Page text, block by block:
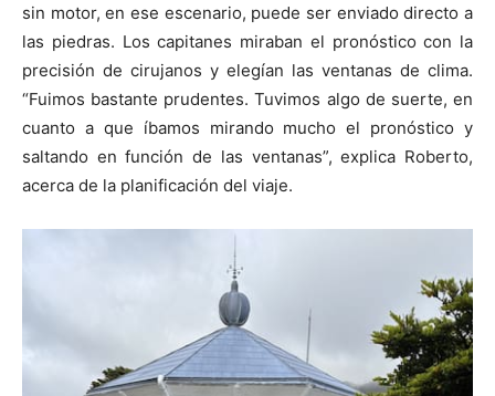
sin motor, en ese escenario, puede ser enviado directo a
las piedras. Los capitanes miraban el pronóstico con la
precisión de cirujanos y elegían las ventanas de clima.
“Fuimos bastante prudentes. Tuvimos algo de suerte, en
cuanto a que íbamos mirando mucho el pronóstico y
saltando en función de las ventanas”, explica Roberto,
acerca de la planificación del viaje.